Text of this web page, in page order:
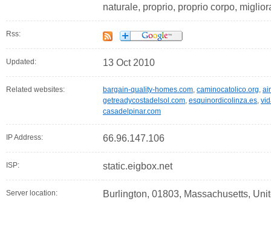
naturale, proprio, proprio corpo,
Rss:
Updated: 13 Oct 2010
Related websites: bargain-quality-homes.com, caminocatolico.org,
getreadycostadelsol.com, esquinordicolinza.es,
casadelpinar.com
IP Address: 66.96.147.106
ISP: static.eigbox.net
Server location: Burlington, 01803, Massachusetts,